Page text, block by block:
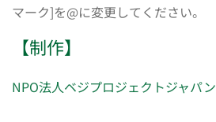
マーク]を@に変更してください。
【制作】
NPO法人ベジプロジェクトジャパン